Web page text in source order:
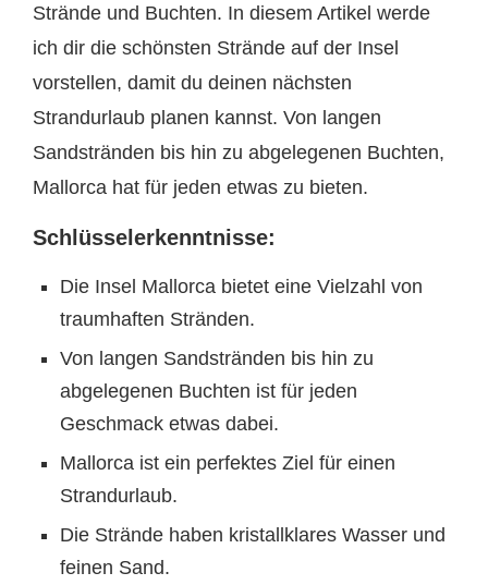
Strände und Buchten. In diesem Artikel werde
ich dir die schönsten Strände auf der Insel
vorstellen, damit du deinen nächsten
Strandurlaub planen kannst. Von langen
Sandstränden bis hin zu abgelegenen Buchten,
Mallorca hat für jeden etwas zu bieten.
Schlüsselerkenntnisse:
Die Insel Mallorca bietet eine Vielzahl von
traumhaften Stränden.
Von langen Sandstränden bis hin zu
abgelegenen Buchten ist für jeden
Geschmack etwas dabei.
Mallorca ist ein perfektes Ziel für einen
Strandurlaub.
Die Strände haben kristallklares Wasser und
feinen Sand.